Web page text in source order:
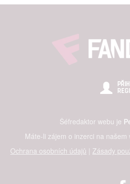
Šéfredaktor webu je
Máte-li zájem o inzerci na
Ochrana osobních údajů | Zásady
služeb
Udělením souhlasu s účely a
možnost: Zajištění bezpečnosti,
Poskytování a zobrazování reklamy